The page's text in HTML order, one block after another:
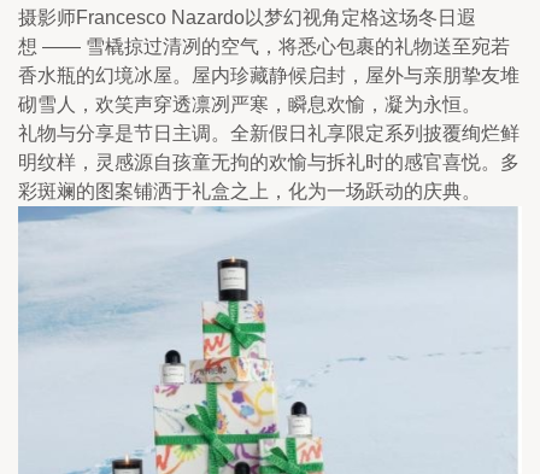
摄影师Francesco Nazardo以梦幻视角定格这场冬日遐
想 —— 雪橇掠过清冽的空气，将悉心包裹的礼物送至宛若
香水瓶的幻境冰屋。屋内珍藏静候启封，屋外与亲朋挚友堆
砌雪人，欢笑声穿透凛冽严寒，瞬息欢愉，凝为永恒。
礼物与分享是节日主调。全新假日礼享限定系列披覆绚烂鲜
明纹样，灵感源自孩童无拘的欢愉与拆礼时的感官喜悦。多
彩斑斓的图案铺洒于礼盒之上，化为一场跃动的庆典。